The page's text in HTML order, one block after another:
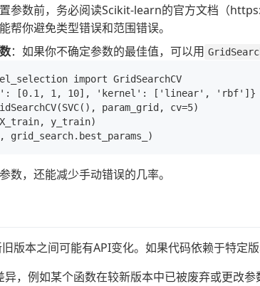
参数前，务必阅读Scikit-learn的官方文档（
帮你避免类型错误和范围错误。
：如果你不确定参数的最佳值，可以用
import GridSearchCV
[0.1, 1, 10], 'kernel': ['linear', 'rbf']}
param_grid, cv=5)
y_train)
数，还能减少手动错误的几率。
版本之间可能有API变化。如果代码依赖于特定
，例如某个函数在较新版本中已被废弃或更改